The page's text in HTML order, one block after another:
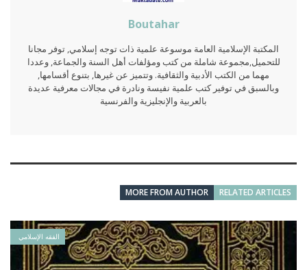
Boutahar
المكتبة الإسلامية العامة موسوعة علمية ذات توجه إسلامي, توفر مجانا
للتحميل,مجموعة شاملة من كتب ومؤلفات أهل السنة والجماعة, وعددا
مهما من الكتب الأدبية والثقافية. وتتميز عن غيرها, بتنوع أقسامها,
وبالسبق في توفير كتب علمية نفيسة ونادرة في مجالات معرفية عديدة
بالعربية والإنجليزية والفرنسية
RELATED ARTICLES
MORE FROM AUTHOR
الفقه الإسلامي